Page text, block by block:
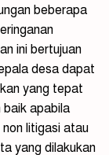
beberapa
ini bertujuan
desa dapat
yang tepat
apabila
litigasi atau
yang dilakukan